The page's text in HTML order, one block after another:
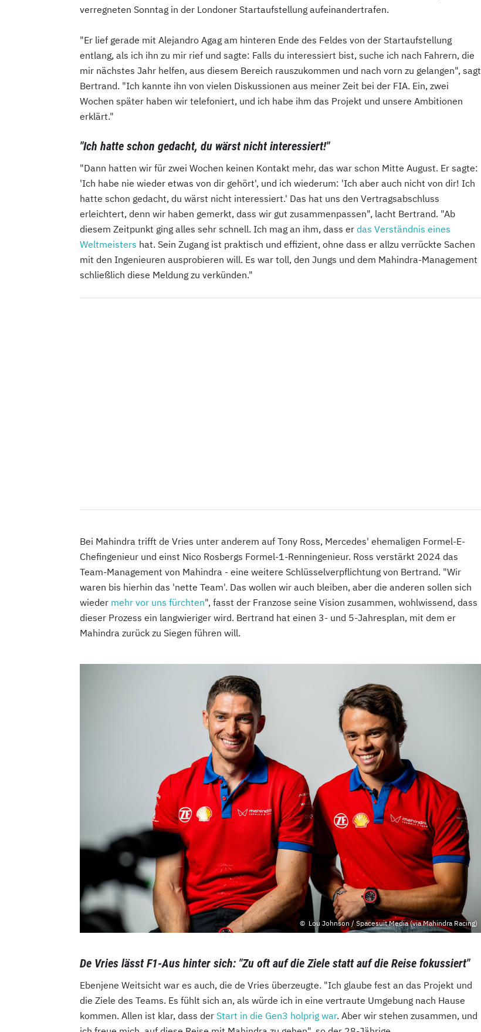
verregneten Sonntag in der Londoner Startaufstellung aufeinandertrafen.
"Er lief gerade mit Alejandro Agag am hinteren Ende des Feldes von der Startaufstellung
entlang, als ich ihn zu mir rief und sagte: Falls du interessiert bist, suche ich nach Fahrern, die
mir nächstes Jahr helfen, aus diesem Bereich rauszukommen und nach vorn zu gelangen", sagt
Bertrand. "Ich kannte ihn von vielen Diskussionen aus meiner Zeit bei der FIA. Ein, zwei
Wochen später haben wir telefoniert, und ich habe ihm das Projekt und unsere Ambitionen
erklärt."
"Ich hatte schon gedacht, du wärst nicht interessiert!"
"Dann hatten wir für zwei Wochen keinen Kontakt mehr, das war schon Mitte August. Er sagte:
'Ich habe nie wieder etwas von dir gehört', und ich wiederum: 'Ich aber auch nicht von dir! Ich
hatte schon gedacht, du wärst nicht interessiert.' Das hat uns den Vertragsabschluss
erleichtert, denn wir haben gemerkt, dass wir gut zusammenpassen", lacht Bertrand. "Ab
diesem Zeitpunkt ging alles sehr schnell. Ich mag an ihm, dass er das Verständnis eines
Weltmeisters hat. Sein Zugang ist praktisch und effizient, ohne dass er allzu verrückte Sachen
mit den Ingenieuren ausprobieren will. Es war toll, den Jungs und dem Mahindra-Management
schließlich diese Meldung zu verkünden."
Bei Mahindra trifft de Vries unter anderem auf Tony Ross, Mercedes' ehemaligen Formel-E-
Chefingenieur und einst Nico Rosbergs Formel-1-Renningenieur. Ross verstärkt 2024 das
Team-Management von Mahindra - eine weitere Schlüsselverpflichtung von Bertrand. "Wir
waren bis hierhin das 'nette Team'. Das wollen wir auch bleiben, aber die anderen sollen sich
wieder mehr vor uns fürchten", fasst der Franzose seine Vision zusammen, wohlwissend, dass
dieser Prozess ein langwieriger wird. Bertrand hat einen 3- und 5-Jahresplan, mit dem er
Mahindra zurück zu Siegen führen will.
Lou Johnson / Spacesuit Media (via Mahindra Racing)
De Vries lässt F1-Aus hinter sich: "Zu oft auf die Ziele statt auf die Reise fokussiert"
Ebenjene Weitsicht war es auch, die de Vries überzeugte. "Ich glaube fest an das Projekt und
die Ziele des Teams. Es fühlt sich an, als würde ich in eine vertraute Umgebung nach Hause
kommen. Allen ist klar, dass der Start in die Gen3 holprig war. Aber wir stehen zusammen, und